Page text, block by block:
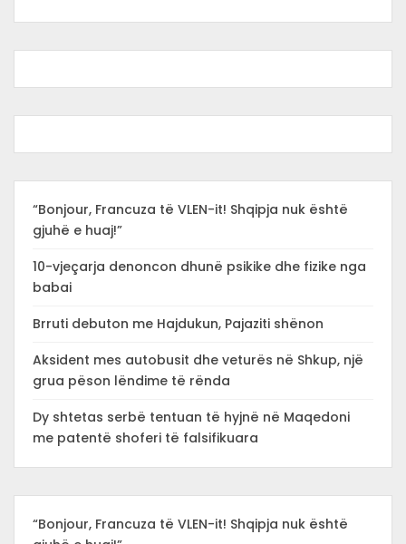
“Bonjour, Francuza të VLEN-it! Shqipja nuk është
gjuhë e huaj!”
10-vjeçarja denoncon dhunë psikike dhe fizike nga
babai
Brruti debuton me Hajdukun, Pajaziti shënon
Aksident mes autobusit dhe veturës në Shkup, një
grua pëson lëndime të rënda
Dy shtetas serbë tentuan të hyjnë në Maqedoni
me patentë shoferi të falsifikuara
“Bonjour, Francuza të VLEN-it! Shqipja nuk është